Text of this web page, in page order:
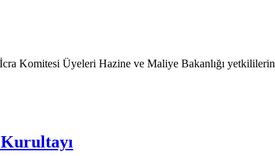
Komitesi Üyeleri Hazine ve Maliye Bakanlığı